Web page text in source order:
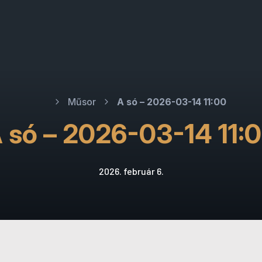
Műsor A só – 2026-03-14 11:00
só – 2026-03-14
2026. február 6.